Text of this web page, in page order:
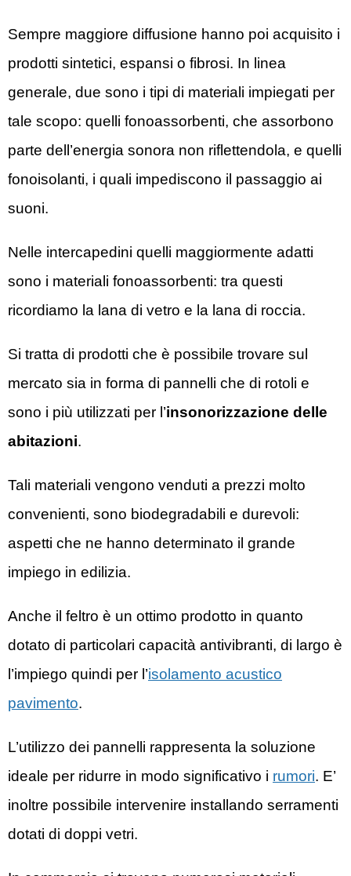
Sempre maggiore diffusione hanno poi acquisito i
prodotti sintetici, espansi o fibrosi. In linea
generale, due sono i tipi di materiali impiegati per
tale scopo: quelli fonoassorbenti, che assorbono
parte dell’energia sonora non riflettendola, e quelli
fonoisolanti, i quali impediscono il passaggio ai
suoni.
Nelle intercapedini quelli maggiormente adatti
sono i materiali fonoassorbenti: tra questi
ricordiamo la lana di vetro e la lana di roccia.
Si tratta di prodotti che è possibile trovare sul
mercato sia in forma di pannelli che di rotoli e
sono i più utilizzati per l’insonorizzazione delle
abitazioni.
Tali materiali vengono venduti a prezzi molto
convenienti, sono biodegradabili e durevoli:
aspetti che ne hanno determinato il grande
impiego in edilizia.
Anche il feltro è un ottimo prodotto in quanto
dotato di particolari capacità antivibranti, di largo è
l’impiego quindi per l’isolamento acustico
pavimento.
L’utilizzo dei pannelli rappresenta la soluzione
ideale per ridurre in modo significativo i rumori. E’
inoltre possibile intervenire installando serramenti
dotati di doppi vetri.